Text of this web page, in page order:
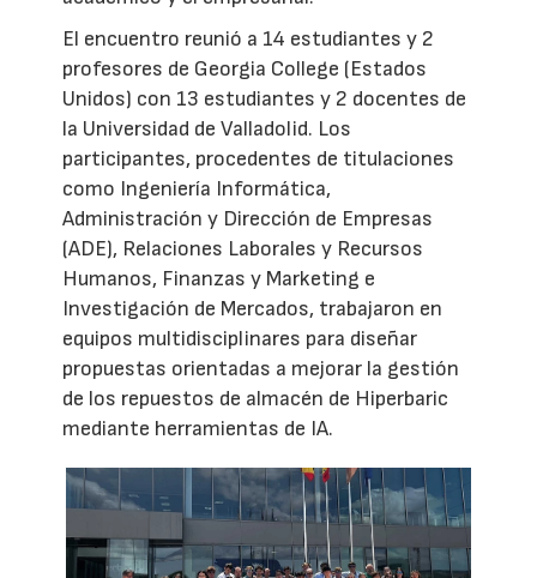
El encuentro reunió a 14 estudiantes y 2
profesores de Georgia College (Estados
Unidos) con 13 estudiantes y 2 docentes de
la Universidad de Valladolid. Los
participantes, procedentes de titulaciones
como Ingeniería Informática,
Administración y Dirección de Empresas
(ADE), Relaciones Laborales y Recursos
Humanos, Finanzas y Marketing e
Investigación de Mercados, trabajaron en
equipos multidisciplinares para diseñar
propuestas orientadas a mejorar la gestión
de los repuestos de almacén de Hiperbaric
mediante herramientas de IA.